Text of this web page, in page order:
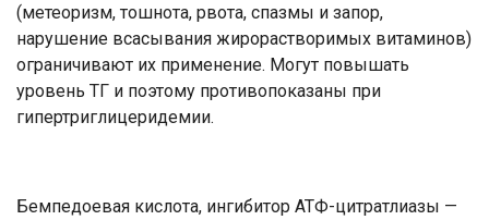
(метеоризм, тошнота, рвота, спазмы и запор,
нарушение всасывания жирорастворимых витаминов)
ограничивают их применение. Могут повышать
уровень ТГ и поэтому противопоказаны при
гипертриглицеридемии.
Бемпедоевая кислота, ингибитор АТФ-цитратлиазы —